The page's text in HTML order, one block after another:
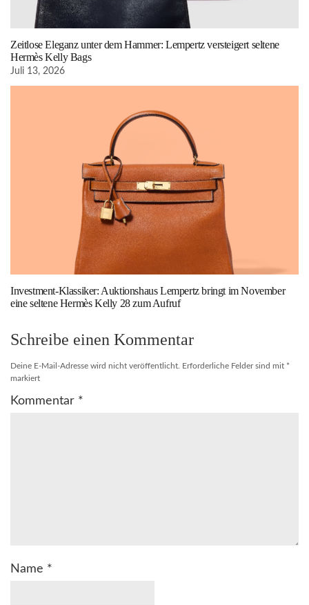
Zeitlose Eleganz unter dem Hammer: Lempertz versteigert seltene
Hermès Kelly Bags
Juli 13, 2026
Investment-Klassiker: Auktionshaus Lempertz bringt im November
eine seltene Hermès Kelly 28 zum Aufruf
Schreibe einen Kommentar
Deine E-Mail-Adresse wird nicht veröffentlicht. Erforderliche Felder sind mit *
markiert
Kommentar *
Name *